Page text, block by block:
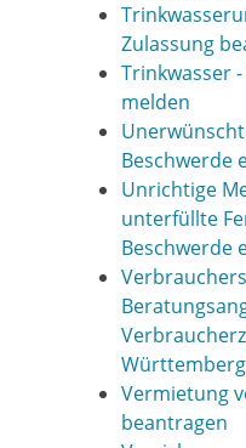
Zulassung
Trinkwasser
melden
Beschwerde
Unrichtige
unterfüllte
Beschwerde
Vermietung
beantragen